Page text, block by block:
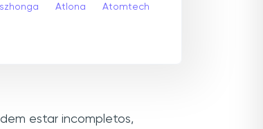
Atlona Atomtech
estar incompletos,